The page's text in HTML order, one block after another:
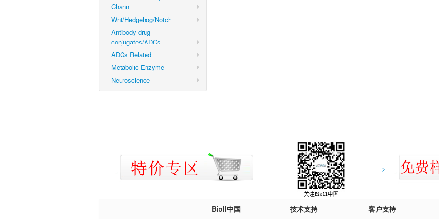
Chann
Wnt/Hedgehog/Notch
Antibody-drug
conjugates/ADCs
ADCs Related
Metabolic Enzyme
Neuroscience
>
Bioll中国 技术支持 客户支持